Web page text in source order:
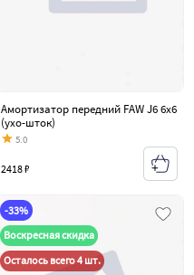
Амортизатор передний FAW J6 6x6
(ухо-шток)
5.0
2418 ₽
-33%
Воскресная скидка
Осталось всего 4 шт.